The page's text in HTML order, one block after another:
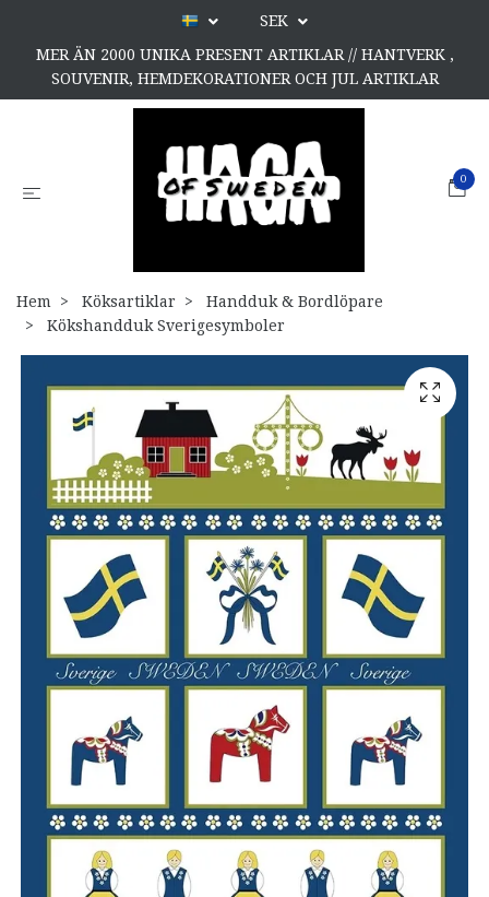
SEK
MER ÄN 2000 UNIKA PRESENT ARTIKLAR // HANTVERK ,
SOUVENIR, HEMDEKORATIONER OCH JUL ARTIKLAR
0
Hem Köksartiklar
Handduk & Bordlöpare
Kökshandduk Sverigesymboler